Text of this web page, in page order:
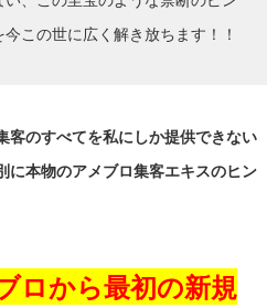
この世に広く解き放ちます！！
客のすべてを私にしか提供できない
に本物のアメブロ集客エキスのヒン
ロから最初の新規